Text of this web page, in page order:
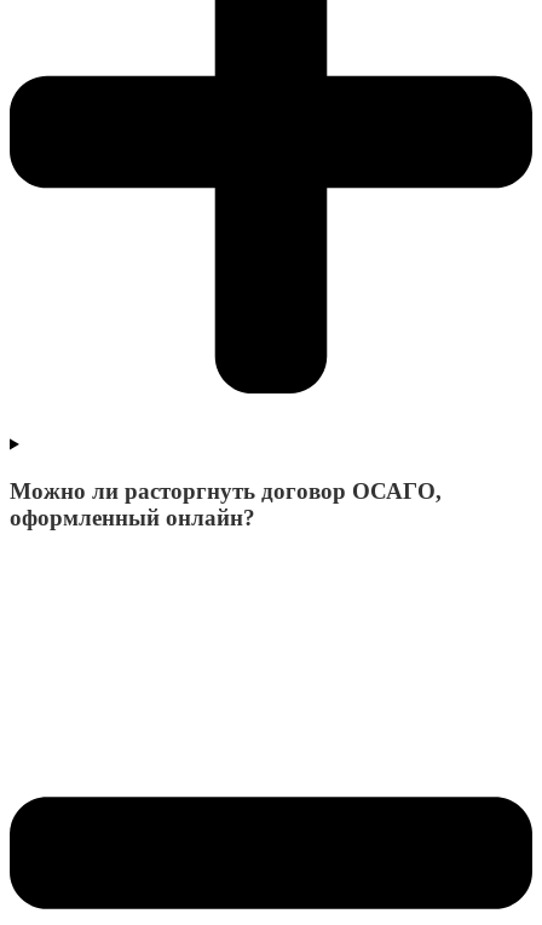
Можно ли расторгнуть договор ОСАГО,
оформленный онлайн?